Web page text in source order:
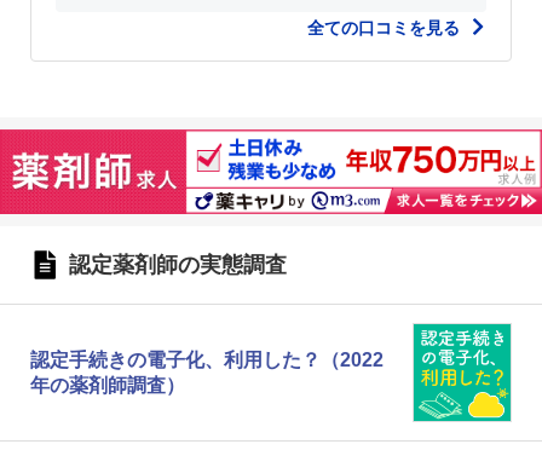
全ての口コミを見る
認定薬剤師の実態調査
認定手続きの電子化、利用した？（2022
年の薬剤師調査）